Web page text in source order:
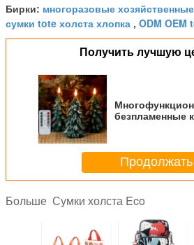
Бирки: многоразовые
сумки tote холста хлопка , ODM OEM
Получить лучшую
безпламенные
Продолжать
Больше Сумки холста Eco